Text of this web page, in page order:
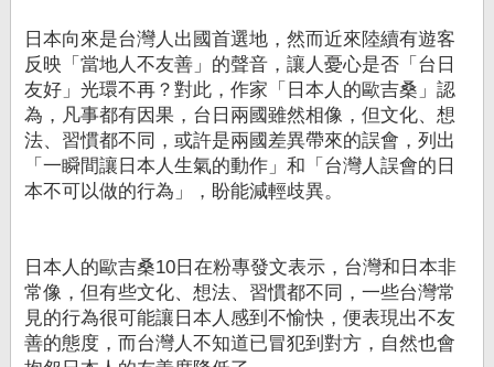
日本向來是台灣人出國首選地，然而近來陸續有遊客
反映「當地人不友善」的聲音，讓人憂心是否「台日
友好」光環不再？對此，作家「日本人的歐吉桑」認
為，凡事都有因果，台日兩國雖然相像，但文化、想
法、習慣都不同，或許是兩國差異帶來的誤會，列出
「一瞬間讓日本人生氣的動作」和「台灣人誤會的日
本不可以做的行為」，盼能減輕歧異。
日本人的歐吉桑10日在粉專發文表示，台灣和日本非
常像，但有些文化、想法、習慣都不同，一些台灣常
見的行為很可能讓日本人感到不愉快，便表現出不友
善的態度，而台灣人不知道已冒犯到對方，自然也會